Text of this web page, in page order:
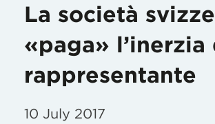
La società
«paga» l’inerzia
rappresentante
10 July 2017